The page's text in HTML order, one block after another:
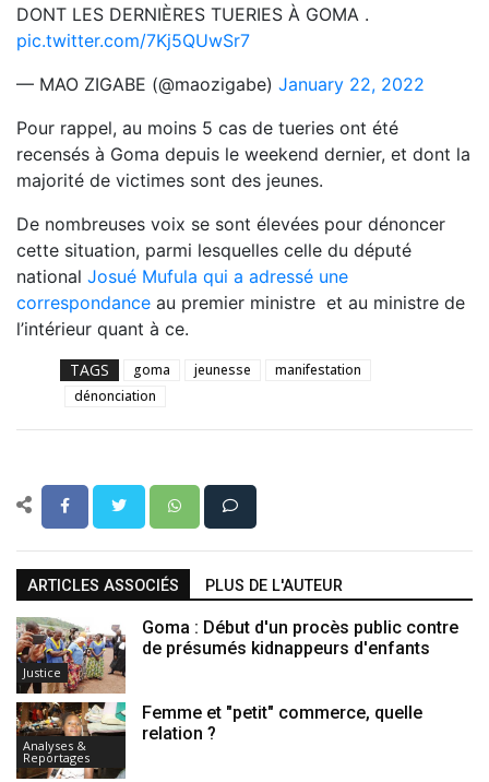
DONT LES DERNIÈRES TUERIES À GOMA .
pic.twitter.com/7Kj5QUwSr7
— MAO ZIGABE (@maozigabe) January 22, 2022
Pour rappel, au moins 5 cas de tueries ont été
recensés à Goma depuis le weekend dernier, et dont la
majorité de victimes sont des jeunes.
De nombreuses voix se sont élevées pour dénoncer
cette situation, parmi lesquelles celle du député
national Josué Mufula qui a adressé une
correspondance au premier ministre et au ministre de
l’intérieur quant à ce.
TAGS goma jeunesse
manifestation
dénonciation
ARTICLES ASSOCIÉS PLUS DE L'AUTEUR
Justice
Goma : Début d'un procès public contre
de présumés kidnappeurs d'enfants
Analyses &
Reportages
Femme et "petit" commerce, quelle
relation ?